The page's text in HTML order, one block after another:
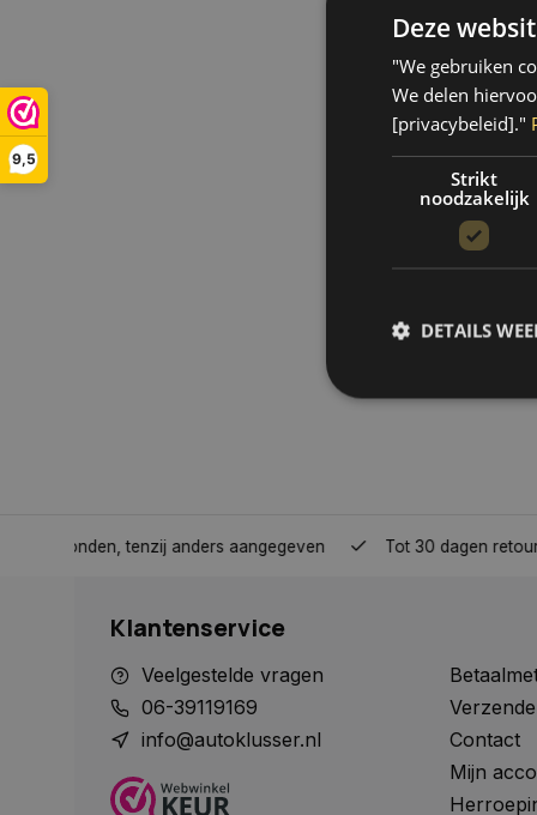
9,5
Op
Op
binnen 1 a
Boven de
€43,35
tenzij anders aangegeven Tot 30 dagen retour sturen.
Klantenservice
Veelgestelde vragen
06-39119169
info@autoklusser.nl
Contact
Mijn
Deze
"We gebruiken
We delen
[privacybeleid]."
Strikt
noodzakelijk
DETAILS
Naam
__cf_bm